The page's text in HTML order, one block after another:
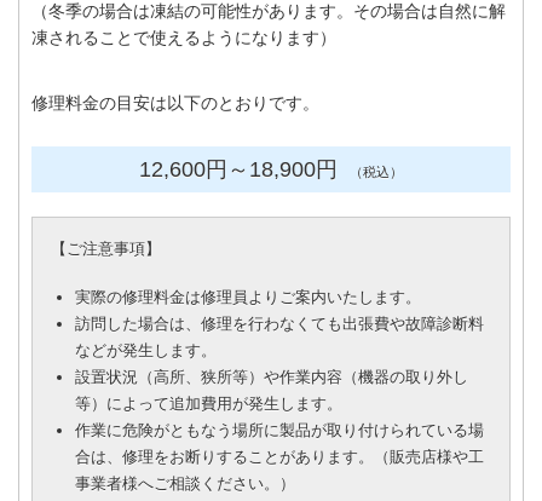
（冬季の場合は凍結の可能性があります。その場合は自然に解
凍されることで使えるようになります）
修理料金の目安は以下のとおりです。
12,600円 ～ 18,900円 （税込）
【 ご注意事項】
実際の修理料金は修理員よりご案内いたします。
訪問した場合は、修理を行わなくても出張費や故障診断料
などが発生します。
設置状況（高所、狭所等）や作業内容（機器の取り外し
等）によって追加費用が発生します。
作業に危険がともなう場所に製品が取り付けられている場
合は、修理をお断りすることがあります。（販売店様や工
事業者様へご相談ください。）